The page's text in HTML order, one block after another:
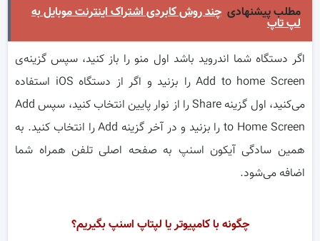
مطلب پیشنهادی چند روش کابردی اشتراک اینترنت موبایل به
لپ تاپ
اگر دستگاه شما اندروید باشد اول منو را باز کنید، سپس گزینه‌ی
Add to home Screen را بزنید و اگر از دستگاه iOS استفاده
می‌کنید، اول گزینه Share را از نوار پایین انتخاب کنید، سپس Add
to Home Screen را بزنید و در آخر گزینه Add را انتخاب کنید. به
همین سادگی آیکون اسنپ به صفحه اصلی تلفن همراه شما
اضافه می‌شود.
چگونه با کامپیوتر یا لپتاپ اسنپ بگیریم؟